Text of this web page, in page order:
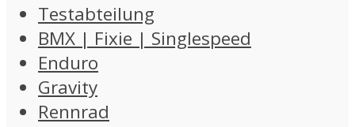
Testabteilung
BMX | Fixie | Singlespeed
Enduro
Gravity
Rennrad